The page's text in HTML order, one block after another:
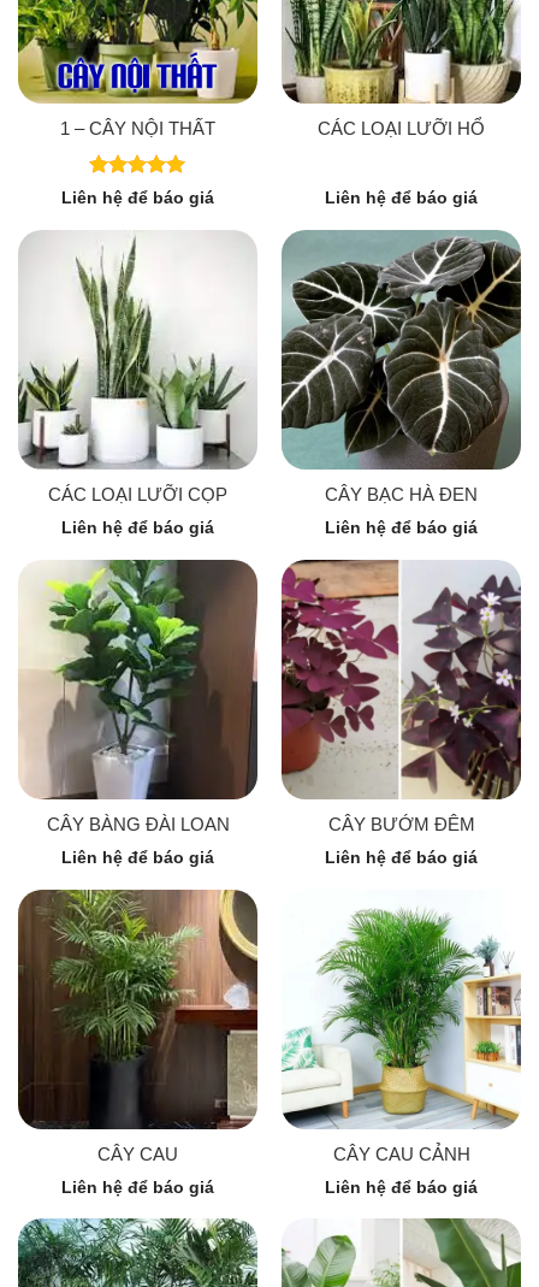
1 – CÂY NỘI THẤT
Được xếp
hạng
5 sao
Liên hệ để báo giá
CÁC LOẠI LƯỠI HỔ
Liên hệ để báo giá
CÁC LOẠI LƯỠI CỌP
Liên hệ để báo giá
CÂY BẠC HÀ ĐEN
Liên hệ để báo giá
CÂY BÀNG ĐÀI LOAN
Liên hệ để báo giá
CÂY BƯỚM ĐÊM
Liên hệ để báo giá
CÂY CAU
Liên hệ để báo giá
CÂY CAU CẢNH
Liên hệ để báo giá